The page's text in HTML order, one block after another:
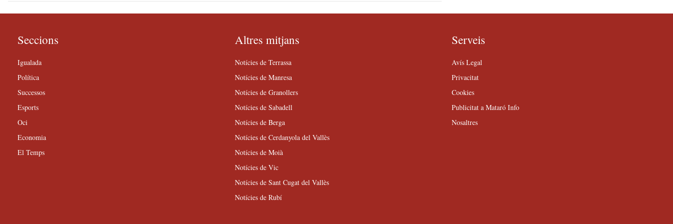
Seccions
Igualada
Política
Successos
Esports
Oci
Economia
El Temps
Altres mitjans
Notícies de Terrassa
Notícies de Manresa
Notícies de Granollers
Notícies de Sabadell
Notícies de Berga
Notícies de Cerdanyola del Vallès
Notícies de Moià
Notícies de Vic
Notícies de Sant Cugat del Vallès
Notícies de Rubí
Serveis
Avís Legal
Privacitat
Cookies
Publicitat a Mataró Info
Nosaltres